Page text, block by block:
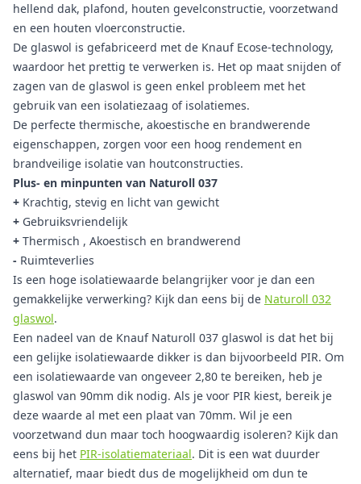
hellend dak, plafond, houten gevelconstructie, voorzetwand
en een houten vloerconstructie.
De glaswol is gefabriceerd met de Knauf Ecose-technology,
waardoor het prettig te verwerken is. Het op maat snijden of
zagen van de glaswol is geen enkel probleem met het
gebruik van een isolatiezaag of isolatiemes.
De perfecte thermische, akoestische en brandwerende
eigenschappen, zorgen voor een hoog rendement en
brandveilige isolatie van houtconstructies.
Plus- en minpunten van Naturoll 037
+ Krachtig, stevig en licht van gewicht
+ Gebruiksvriendelijk
+ Thermisch , Akoestisch en brandwerend
- Ruimteverlies
Is een hoge isolatiewaarde belangrijker voor je dan een
gemakkelijke verwerking? Kijk dan eens bij de Naturoll 032
glaswol.
Een nadeel van de Knauf Naturoll 037 glaswol is dat het bij
een gelijke isolatiewaarde dikker is dan bijvoorbeeld PIR. Om
een isolatiewaarde van ongeveer 2,80 te bereiken, heb je
glaswol van 90mm dik nodig. Als je voor PIR kiest, bereik je
deze waarde al met een plaat van 70mm. Wil je een
voorzetwand dun maar toch hoogwaardig isoleren? Kijk dan
eens bij het PIR-isolatiemateriaal. Dit is een wat duurder
alternatief, maar biedt dus de mogelijkheid om dun te